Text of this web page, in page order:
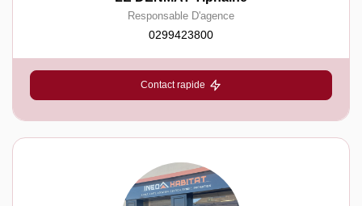
Responsable D'agence
0299423800
Contact rapide